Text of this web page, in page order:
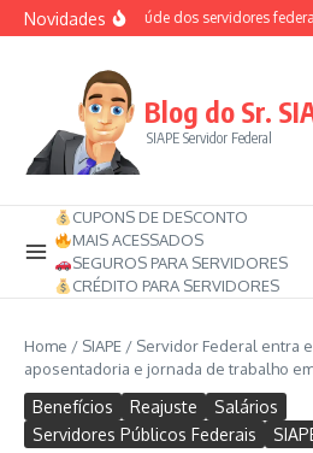
Ir para o conteúdo
NovidadesAuxílio-saúde dos servidores
Blog do Sr.
SIAPE Servidor Federal
CUPONS DE DESCONTO
MAIS ACESSADOS
SEGUROS PARA SERVIDORES
CRÉDITO PARA SERVIDORES
Home / SIAPE / Servidor Federal entra
aposentadoria e jornada de trabalho
Benefícios Reajuste
Salários
Servidores Públicos Federais